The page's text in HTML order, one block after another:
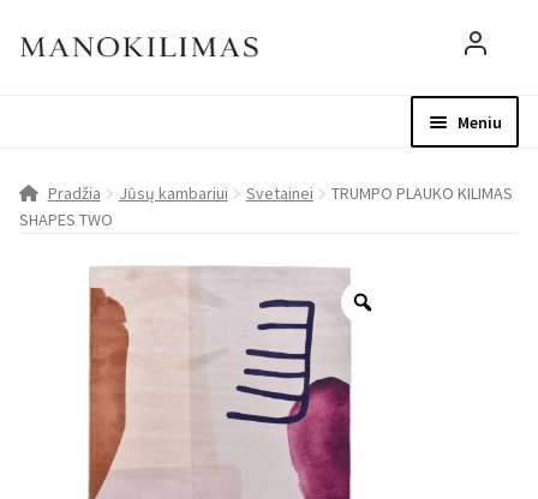
Meniu
Patarimai
Apie mus
Pradžia Jūsų kambariui Svetainei
TRUMPO PLAUKO KILIMAS
SHAPES TWO